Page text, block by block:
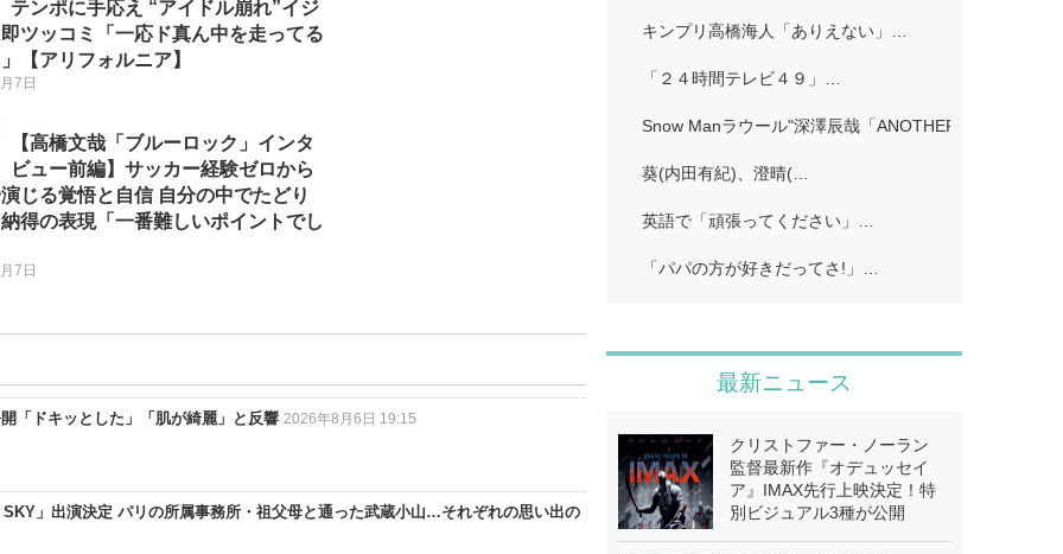
テンポに手応え “アイドル崩れ”イジ
ツッコミ「一応ド真ん中を走ってる
【アリフォルニア】
7日
【高橋文哉「ブルーロック」インタ
ビュー前編】サッカー経験ゼロから
じる覚悟と自信 自分の中でたどり
得の表現「一番難しいポイントでし
7日
「ドキッとした」「肌が綺麗」と反響 2026年8月6日 19:15
」出演決定 パリの所属事務所・祖父母と通った武蔵小山…それぞれの思い出の
キンプリ高橋海人「ありえない」…
「２４時間テレビ４９」…
Snow Manラウール"深澤辰哉「ANOTHER SKY」…
葵(内田有紀)、澄晴(…
英語で「頑張ってください」…
「パパの方が好きだってさ!」…
最新ニュース
クリストファー・ノーラン
監督最新作『オデュッセイ
ア』IMAX先行上映決定！特
別ビジュアル3種が公開